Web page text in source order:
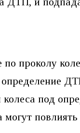
по проколу
под
могут